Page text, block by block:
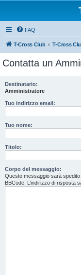
FAQ
T-Cross Club T-Cross
Contatta un
Destinatario:
Amministratore
Tuo indirizzo email:
Tuo nome:
Titolo:
Corpo del messaggio:
Questo messaggio sarà
BBCode. L’indirizzo di risposta